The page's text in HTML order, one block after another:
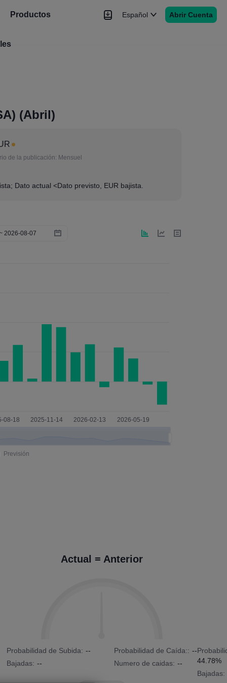
Productos
Noticias
Español Abrir Cuenta
(Abril)
de la publicación: Mensuel
Dato actual <Dato previsto, EUR bajista.
Actual = Anterior
Probabilidad de Subida: --
Bajadas: --
Probabilidad de Caída:: --
Numero de caidas: --
44.78%
Bajadas: